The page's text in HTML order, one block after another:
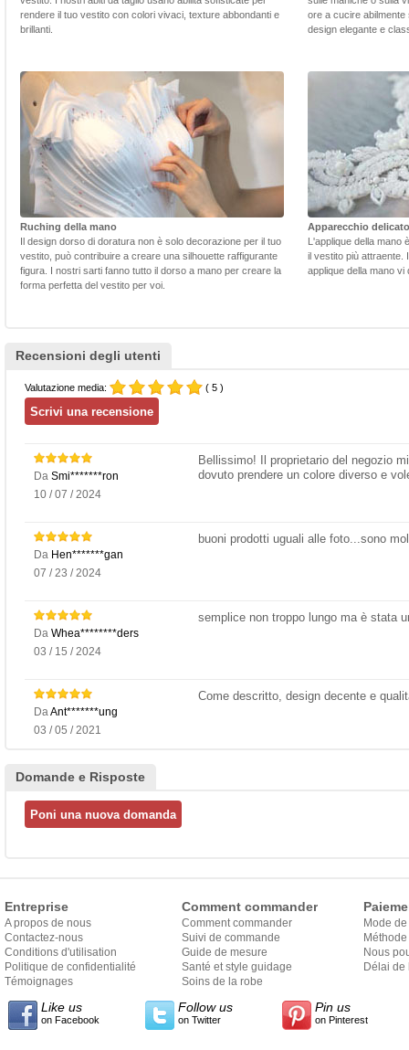
rendere il tuo vestito con colori vivaci, texture abbondanti e
brillanti.
ore a cucire
design elegante e
Ruching della mano
Il design dorso di doratura non è solo decorazione per il tuo
vestito, può contribuire a creare una silhouette raffigurante
figura. I nostri sarti fanno tutto il dorso a mano per creare la
forma perfetta del vestito per voi.
Apparecchio delicato
L'applique della mano
il vestito più attraente.
applique della mano
Recensioni degli utenti
Valutazione media: ( 5 )
Da Smi*******ron
10 / 07 / 2024
Bellissimo! Il proprietario del negozio
dovuto prendere un colore diverso e
Da Hen*******gan
07 / 23 / 2024
buoni prodotti uguali alle foto...sono
Da Whea********ders
03 / 15 / 2024
semplice non troppo lungo ma è stata
DaAnt*******ung
03 / 05 / 2021
Come descritto, design decente e
Domande e Risposte
Entreprise
A propos de nous
Contactez-nous
Conditions d'utilisation
Politique de confidentialité
Témoignages
Comment commander
Comment commander
Suivi de commande
Guide de mesure
Santé et style guidage
Soins de la robe
Mode
Nous
Délai de
Like us
on Facebook
Follow us
on Twitter
Pin us
on Pinterest